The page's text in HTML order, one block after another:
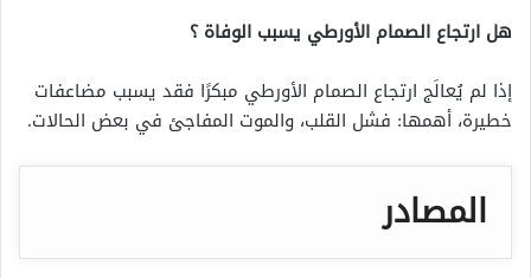
هل ارتجاع الصمام الأورطي يسبب الوفاة ؟
إذا لم يُعالَج ارتجاع الصمام الأورطي مبكرًا فقد يسبب مضاعفات
خطيرة، أهمها: فشل القلب، والموت المفاجئ في بعض الحالات.
المصادر